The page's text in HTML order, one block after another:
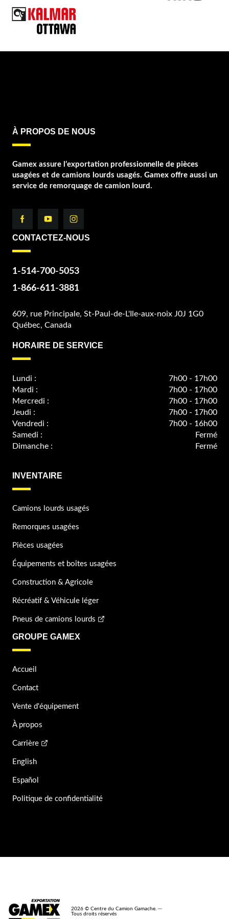
À PROPOS DE NOUS
Gamex assure l’exportation professionnelle de pièces
usagées et de camions lourds usagés. Gamex offre aussi un
service de remorquage de camion lourd.
CONTACTEZ-NOUS
1-514-700-5053
1-866-611-3881
609, rue Principale, St-Paul-de-L'Ile-aux-noix J0J 1G0
Québec, Canada
HORAIRE DE SERVICE
Lundi :
7h00 - 17h00
Mardi :
7h00 - 17h00
Mercredi :
7h00 - 17h00
Jeudi :
7h00 - 17h00
Vendredi :
7h00 - 16h00
Samedi :
Fermé
Dimanche :
Fermé
INVENTAIRE
Camions lourds usagés
Remorques usagées
Pièces usagées
Équipements et boîtes usagées
Construction & Agricole
Récréatif & Véhicule léger
Pneus de camions lourds
GROUPE GAMEX
Accueil
Contact
Vente d'équipement
À propos
Carrière
English
Español
Politique de confidentialité
2026 © Centre du Camion Gamache. ─
Tous droits réservés